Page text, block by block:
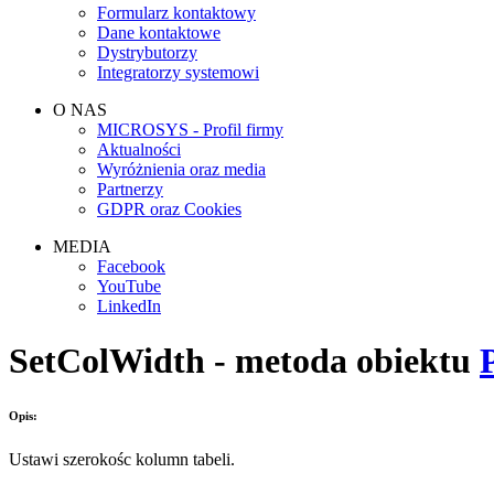
Formularz kontaktowy
Dane kontaktowe
Dystrybutorzy
Integratorzy systemowi
O NAS
MICROSYS - Profil firmy
Aktualności
Wyróżnienia oraz media
Partnerzy
GDPR oraz Cookies
MEDIA
Facebook
YouTube
LinkedIn
SetColWidth - metoda obiektu
Opis:
Ustawi szerokośc kolumn tabeli.